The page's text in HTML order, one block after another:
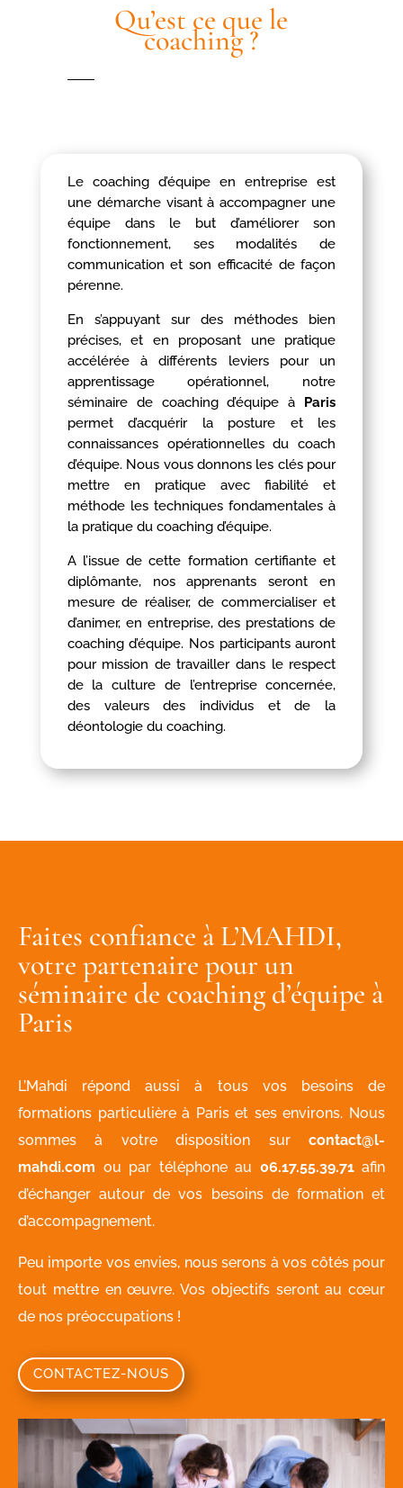
Qu’est ce que le
coaching ?
Le coaching d’équipe en entreprise est
une démarche visant à accompagner une
équipe dans le but d’améliorer son
fonctionnement, ses modalités de
communication et son efficacité de façon
pérenne.
En s’appuyant sur des méthodes bien
précises, et en proposant une pratique
accélérée à différents leviers pour un
apprentissage opérationnel, notre
séminaire de coaching d’équipe à Paris
permet d’acquérir la posture et les
connaissances opérationnelles du coach
d’équipe. Nous vous donnons les clés pour
mettre en pratique avec fiabilité et
méthode les techniques fondamentales à
la pratique du coaching d’équipe.
A l’issue de cette formation certifiante et
diplômante, nos apprenants seront en
mesure de réaliser, de commercialiser et
d’animer, en entreprise, des prestations de
coaching d’équipe. Nos participants auront
pour mission de travailler dans le respect
de la culture de l’entreprise concernée,
des valeurs des individus et de la
déontologie du coaching.
Faites confiance à L’MAHDI,
votre partenaire pour un
séminaire de coaching d’équipe à
Paris
L’Mahdi répond aussi à tous vos besoins de
formations particulière à Paris et ses environs. Nous
sommes à votre disposition sur contact@l-
mahdi.com ou par téléphone au 06.17.55.39.71afin
d’échanger autour de vos besoins de formation et
d’accompagnement.
Peu importe vos envies, nous serons à vos côtés pour
tout mettre en œuvre. Vos objectifs seront au cœur
de nos préoccupations !
CONTACTEZ-NOUS